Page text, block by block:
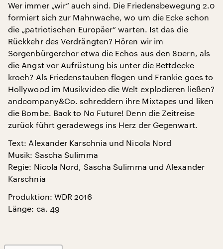
Wer immer „wir“ auch sind. Die Friedensbewegung 2.0
formiert sich zur Mahnwache, wo um die Ecke schon
die „patriotischen Europäer“ warten. Ist das die
Rückkehr des Verdrängten? Hören wir im
Sorgenbürgerchor etwa die Echos aus den 80ern, als
die Angst vor Aufrüstung bis unter die Bettdecke
kroch? Als Friedenstauben flogen und Frankie goes to
Hollywood im Musikvideo die Welt explodieren ließen?
andcompany&Co. schreddern ihre Mixtapes und liken
die Bombe. Back to No Future! Denn die Zeitreise
zurück führt geradewegs ins Herz der Gegenwart.
Text: Alexander Karschnia und Nicola Nord
Musik: Sascha Sulimma
Regie: Nicola Nord, Sascha Sulimma und Alexander
Karschnia
Produktion: WDR 2016
Länge: ca. 49